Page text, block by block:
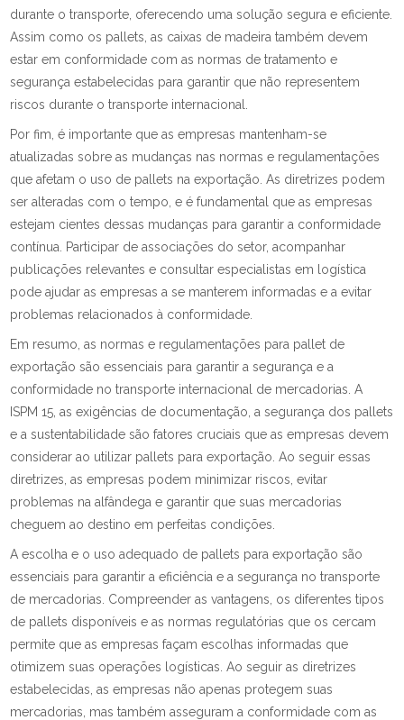
durante o transporte, oferecendo uma solução segura e eficiente.
Assim como os pallets, as caixas de madeira também devem
estar em conformidade com as normas de tratamento e
segurança estabelecidas para garantir que não representem
riscos durante o transporte internacional.
Por fim, é importante que as empresas mantenham-se
atualizadas sobre as mudanças nas normas e regulamentações
que afetam o uso de pallets na exportação. As diretrizes podem
ser alteradas com o tempo, e é fundamental que as empresas
estejam cientes dessas mudanças para garantir a conformidade
contínua. Participar de associações do setor, acompanhar
publicações relevantes e consultar especialistas em logística
pode ajudar as empresas a se manterem informadas e a evitar
problemas relacionados à conformidade.
Em resumo, as normas e regulamentações para pallet de
exportação são essenciais para garantir a segurança e a
conformidade no transporte internacional de mercadorias. A
ISPM 15, as exigências de documentação, a segurança dos pallets
e a sustentabilidade são fatores cruciais que as empresas devem
considerar ao utilizar pallets para exportação. Ao seguir essas
diretrizes, as empresas podem minimizar riscos, evitar
problemas na alfândega e garantir que suas mercadorias
cheguem ao destino em perfeitas condições.
A escolha e o uso adequado de pallets para exportação são
essenciais para garantir a eficiência e a segurança no transporte
de mercadorias. Compreender as vantagens, os diferentes tipos
de pallets disponíveis e as normas regulatórias que os cercam
permite que as empresas façam escolhas informadas que
otimizem suas operações logísticas. Ao seguir as diretrizes
estabelecidas, as empresas não apenas protegem suas
mercadorias, mas também asseguram a conformidade com as